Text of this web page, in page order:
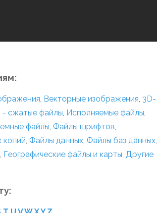
, Векторные изображения, 3D-
- сжатые файлы, Исполняемые файлы,
файлы, Файлы шрифтов,
копий, Файлы данных, Файлы баз данных,
, Географические файлы и карты, Другие